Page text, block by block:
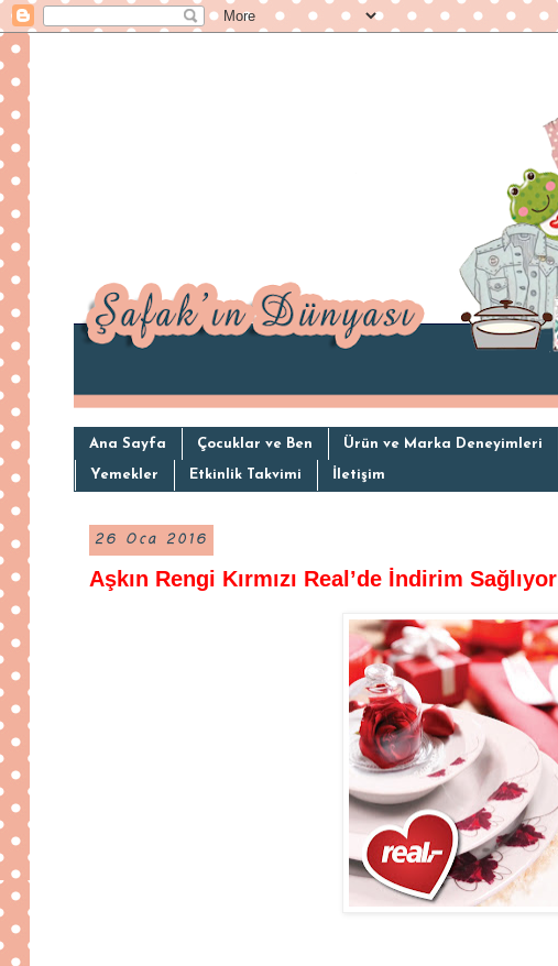
Ana Sayfa Çocuklar ve Ben Ürün ve Marka Deneyimleri
Yemekler Etkinlik Takvimi İletişim
26 Oca 2016
Aşkın Rengi Kırmızı Real’de İndirim Sağlıyor